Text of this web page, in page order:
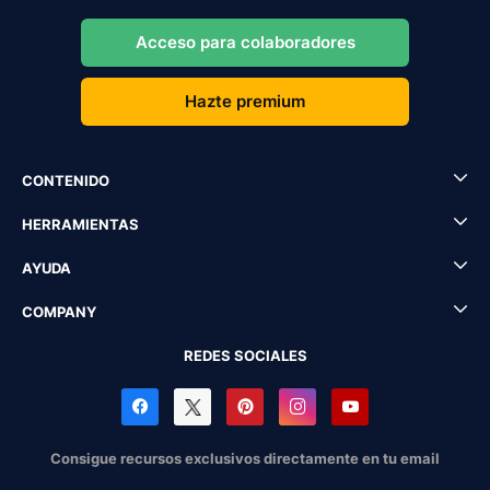
Acceso para colaboradores
Hazte premium
CONTENIDO
HERRAMIENTAS
AYUDA
COMPANY
REDES SOCIALES
Consigue recursos exclusivos directamente en tu email